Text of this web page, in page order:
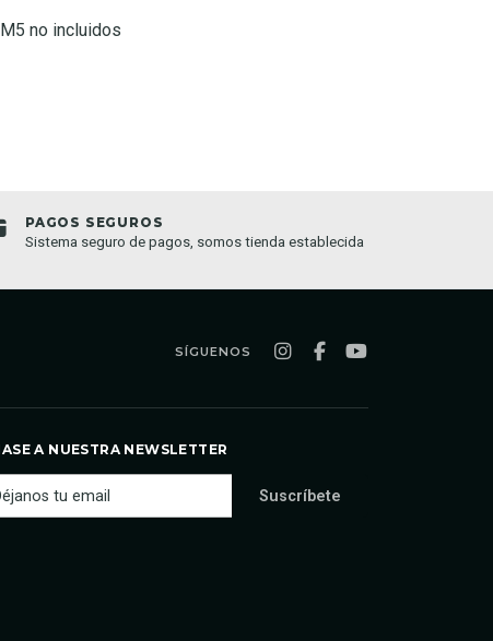
no incluidos
PAGOS SEGUROS
Sistema seguro de pagos, somos tienda establecida
SÍGUENOS
A NUESTRA NEWSLETTER